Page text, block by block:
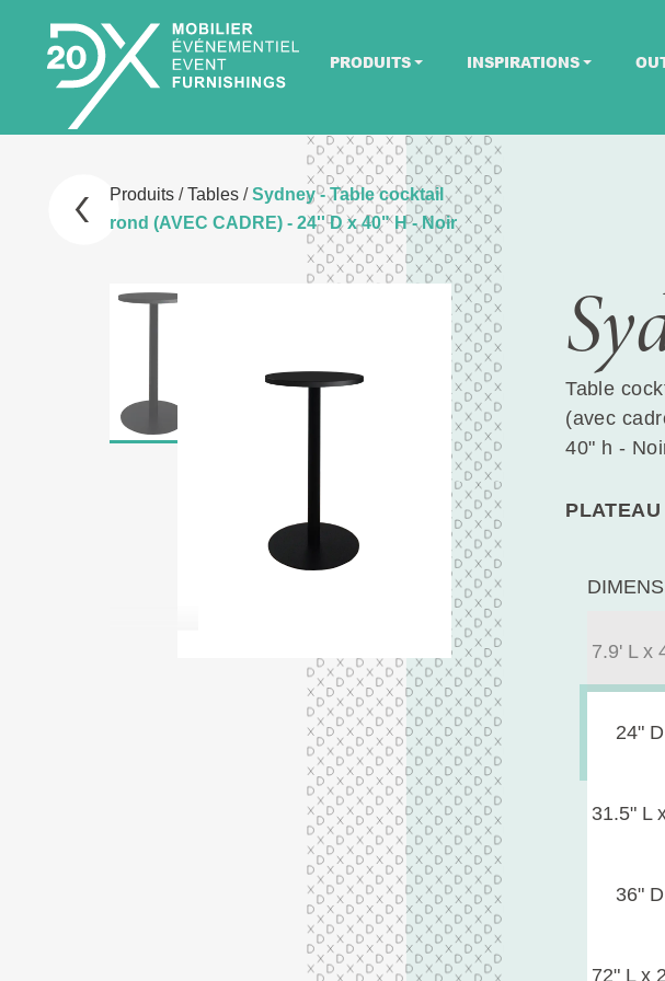
PRODUITS INSPIRATIONS
Produits/Tables/Sydney - Table cocktail
rond (AVEC CADRE) - 24'' D x 40" H - Noir
Table
(avec
40" h -
PLATEAU
7.9' L x
24" D
31.5" L
36" D
72" L x